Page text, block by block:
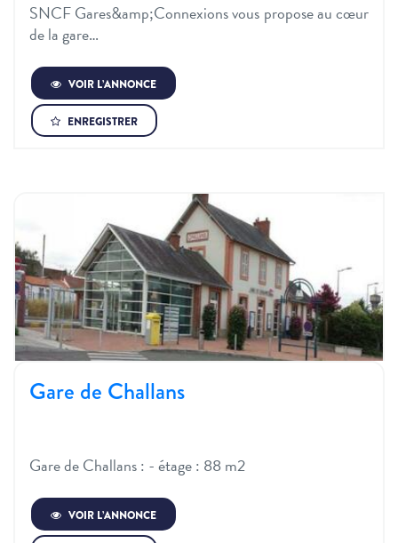
SNCF Gares&amp;Connexions vous propose au cœur
de la gare…
VOIR L’ANNONCE
ENREGISTRER
Gare de Challans
Gare de Challans : - étage : 88 m2
VOIR L’ANNONCE